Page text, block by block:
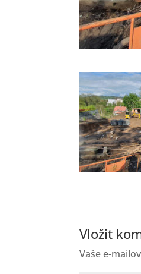
Vložit
Vaše e-